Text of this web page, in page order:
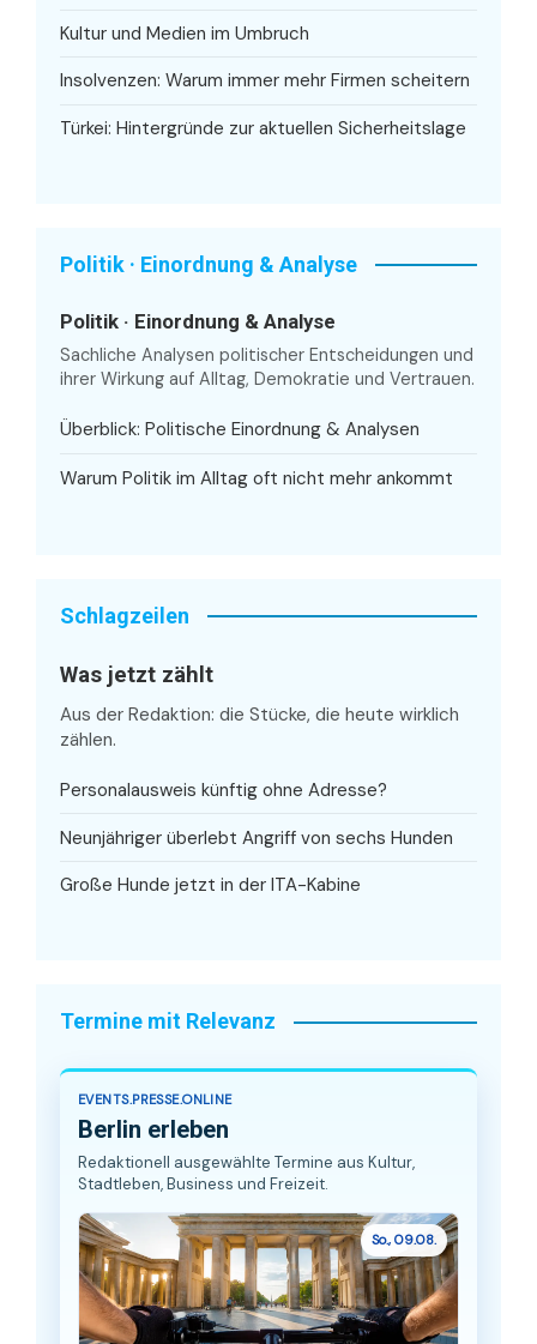
Kultur und Medien im Umbruch
Insolvenzen: Warum immer mehr Firmen scheitern
Türkei: Hintergründe zur aktuellen Sicherheitslage
Politik · Einordnung & Analyse
Politik · Einordnung & Analyse
Sachliche Analysen politischer Entscheidungen und
ihrer Wirkung auf Alltag, Demokratie und Vertrauen.
Überblick: Politische Einordnung & Analysen
Warum Politik im Alltag oft nicht mehr ankommt
Schlagzeilen
Was jetzt zählt
Aus der Redaktion: die Stücke, die heute wirklich
zählen.
Personalausweis künftig ohne Adresse?
Neunjähriger überlebt Angriff von sechs Hunden
Große Hunde jetzt in der ITA-Kabine
Termine mit Relevanz
EVENTS.PRESSE.ONLINE
Berlin erleben
Redaktionell ausgewählte Termine aus Kultur,
Stadtleben, Business und Freizeit.
So., 09.08.